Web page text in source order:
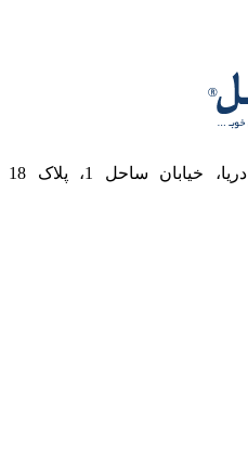
البرز، کرج، مهرشهر، شهرک دریا، خیابان ساحل 1، پلاک 18